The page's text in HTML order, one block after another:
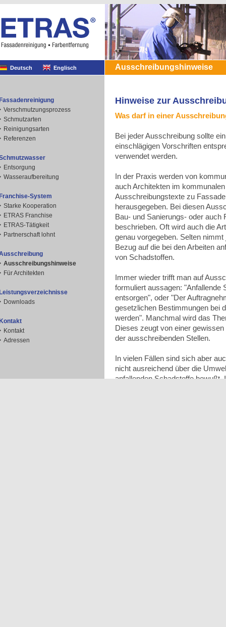
Deutsch Englisch
Verschmutzungsprozess
Schmutzarten
Reinigungsarten
Referenzen
Entsorgung
Wasseraufbereitung
System
Starke Kooperation
ETRAS Franchise
ETRAS-Tätigkeit
Partnerschaft lohnt
Ausschreibungshinweise
Für Architekten
Downloads
Kontakt
Adressen
Ausschreibungshinweise
Hinweise zur
Was darf in einer
Bei jeder Ausschreibung sollte
einschlägigen Vorschriften
verwendet werden.
In der Praxis werden von
auch Architekten im
Ausschreibungstexte zu
herausgegeben. Bei diesen
Bau- und Sanierungs- oder auch
beschrieben. Oft wird auch die
genau vorgegeben. Selten
Bezug auf die bei den Arbeiten
von Schadstoffen.
Immer wieder trifft man auf
formuliert aussagen: "Anfallende
entsorgen", oder "Der
gesetzlichen Bestimmungen bei
werden". Manchmal wird das
Dieses zeugt von einer
der ausschreibenden Stellen.
In vielen Fällen sind sich aber
nicht ausreichend über die
anfallenden Schadstoffe